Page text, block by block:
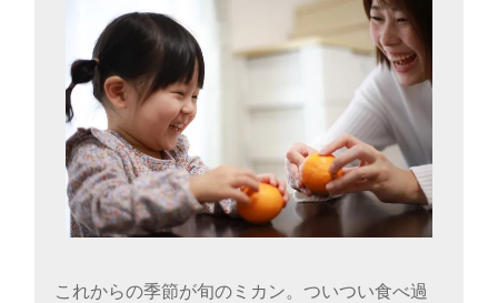
グ
これからの季節が旬のミカン。ついつい食べ過